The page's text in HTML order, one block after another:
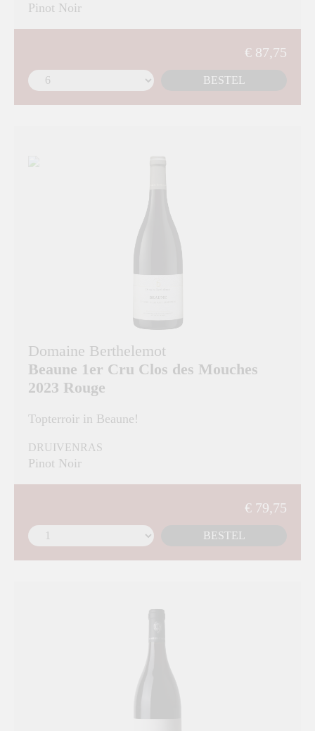
Pinot Noir
€ 87,75
BESTEL
Domaine Berthelemot
Beaune 1er Cru Clos des Mouches
2023 Rouge
Topterroir in Beaune!
DRUIVENRAS
Pinot Noir
€ 79,75
BESTEL